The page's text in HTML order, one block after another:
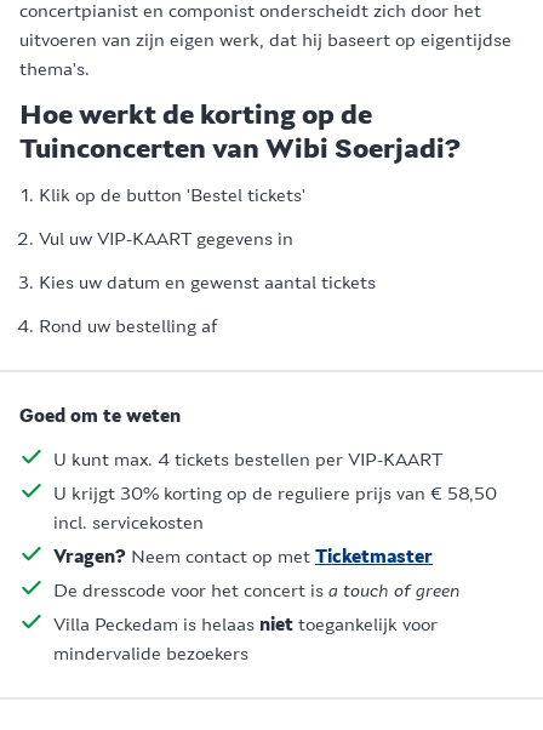
concertpianist en componist onderscheidt zich door het
uitvoeren van zijn eigen werk, dat hij baseert op eigentijdse
thema's.
Hoe werkt de korting op de
Tuinconcerten van Wibi Soerjadi?
Klik op de button 'Bestel tickets'
Vul uw VIP-KAART gegevens in
Kies uw datum en gewenst aantal tickets
Rond uw bestelling af
Goed om te weten
U kunt max. 4 tickets bestellen per VIP-KAART
U krijgt 30% korting op de reguliere prijs van € 58,50
incl. servicekosten
Vragen? Neem contact op met Ticketmaster
De dresscode voor het concert is a touch of green
Villa Peckedam is helaas niet toegankelijk voor
mindervalide bezoekers